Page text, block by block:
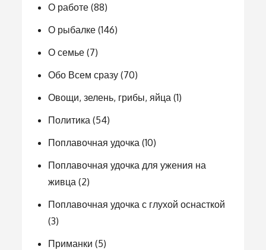
О работе (88)
О рыбалке (146)
О семье (7)
Обо Всем сразу (70)
Овощи, зелень, грибы, яйца (1)
Политика (54)
Поплавочная удочка (10)
Поплавочная удочка для ужения на
живца (2)
Поплавочная удочка с глухой оснасткой
(3)
Приманки (5)